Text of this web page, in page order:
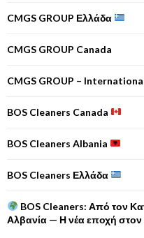
CMGS GROUP Ελλάδα
CMGS GROUP Canada
CMGS GROUP –
BOS Cleaners Canada
BOS Cleaners Albania
BOS Cleaners Ελλάδα
BOS Cleaners: Από τον
Αλβανία — Η νέα εποχή